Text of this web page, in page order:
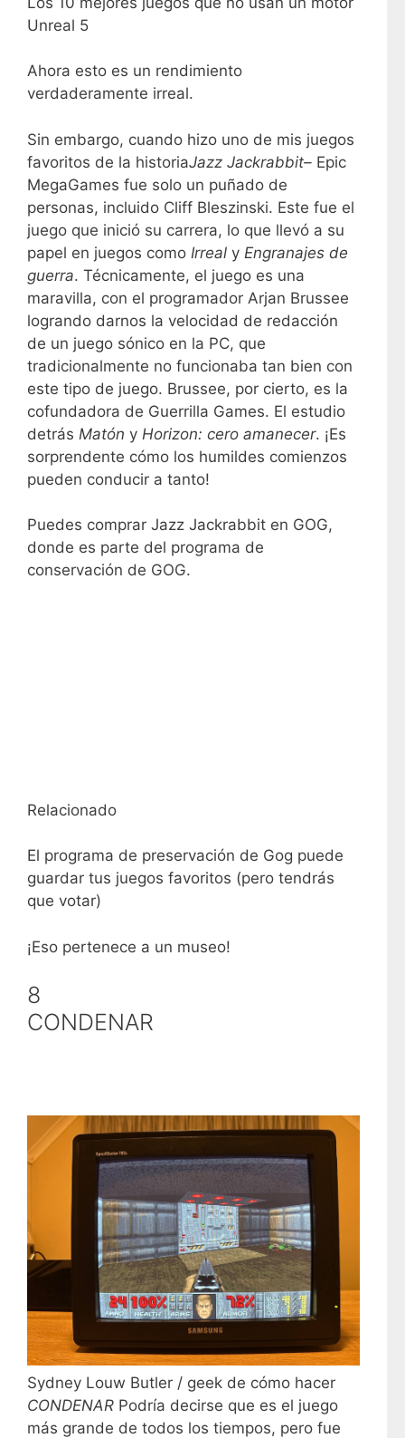
Unreal 5
Ahora esto es un rendimiento
verdaderamente irreal.
Sin embargo, cuando hizo uno de mis juegos
favoritos de la historiaJazz Jackrabbit– Epic
MegaGames fue solo un puñado de
personas, incluido Cliff Bleszinski. Este fue el
juego que inició su carrera, lo que llevó a su
papel en juegos como Irreal y Engranajes de
guerra. Técnicamente, el juego es una
maravilla, con el programador Arjan Brussee
logrando darnos la velocidad de redacción
de un juego sónico en la PC, que
tradicionalmente no funcionaba tan bien con
este tipo de juego. Brussee, por cierto, es la
cofundadora de Guerrilla Games. El estudio
detrás Matón y Horizon: cero amanecer. ¡Es
sorprendente cómo los humildes comienzos
pueden conducir a tanto!
Puedes comprar Jazz Jackrabbit en GOG,
donde es parte del programa de
conservación de GOG.
Relacionado
El programa de preservación de Gog puede
guardar tus juegos favoritos (pero tendrás
que votar)
¡Eso pertenece a un museo!
8
CONDENAR
Sydney Louw Butler / geek de cómo hacer
CONDENAR Podría decirse que es el juego
más grande de todos los tiempos, pero fue